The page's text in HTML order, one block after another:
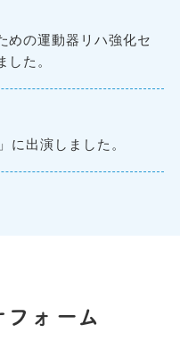
めの運動器リハ強化セ
した。
に出演しました。
ォーム